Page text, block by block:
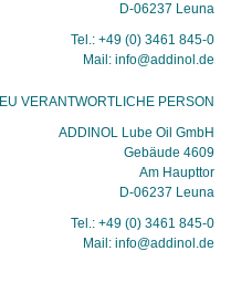
D-06237 Leuna
Tel.: +49 (0) 3461 845-0
Mail: info@addinol.de
EU VERANTWORTLICHE PERSON
ADDINOL Lube Oil GmbH
Gebäude 4609
Am Haupttor
D-06237 Leuna
Tel.: +49 (0) 3461 845-0
Mail: info@addinol.de